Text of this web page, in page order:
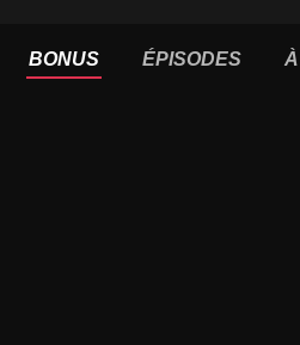
BONUS ÉPISODES